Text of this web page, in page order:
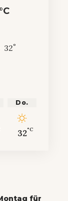
°C
32°
Do.
32°C
für